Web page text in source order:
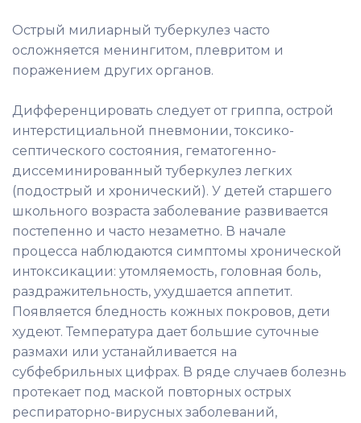
Острый милиарный туберкулез часто
осложняется менингитом, плевритом и
поражением других органов.
Дифференцировать следует от гриппа, острой
интерстициальной пневмонии, токсико-
септического состояния, гематогенно-
диссеминированный туберкулез легких
(подострый и хронический). У детей старшего
школьного возраста заболевание развивается
постепенно и часто незаметно. В начале
процесса наблюдаются симптомы хронической
интоксикации: утомляемость, головная боль,
раздражительность, ухудшается аппетит.
Появляется бледность кожных покровов, дети
худеют. Температура дает большие суточные
размахи или устанайливается на
субфебрильных цифрах. В ряде случаев болезнь
протекает под маской повторных острых
респираторно-вирусных заболеваний,